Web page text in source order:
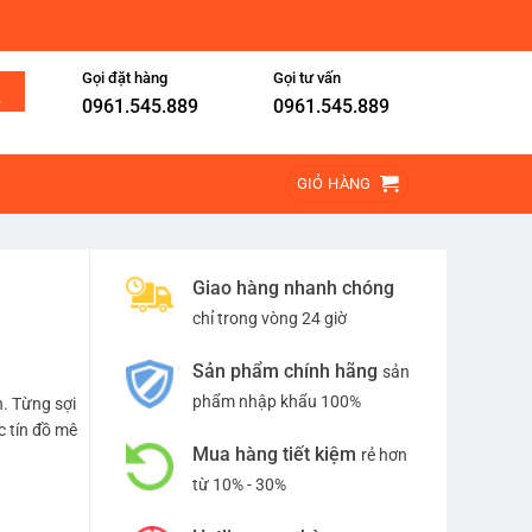
Gọi đặt hàng
0961.545.889
Gọi tư vấn
0961.545.889
GIỎ HÀNG
Giao hàng nhanh chóng
chỉ trong vòng 24 giờ
Sản phẩm chính hãng sản
phẩm nhập khẩu 100%
Mua hàng tiết kiệm rẻ hơn
từ 10% - 30%
Từng sợi
tín đồ mê